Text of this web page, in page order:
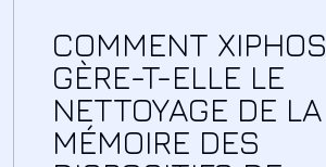
COMMENT XIPHOS
GÈRE-T-ELLE LE
NETTOYAGE DE LA
MÉMOIRE DES